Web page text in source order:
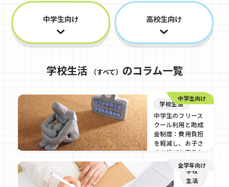
中学生向け 高校生向け
学校生活 （すべて） のコラム一覧
中学生向け
学校生活
中学生のフリース
クール利用と助成
金制度：費用負担
を軽減し、お子さ
まの学びを守るた
めの完全ガイド
2026/03/9
全学年向け
学校
生活